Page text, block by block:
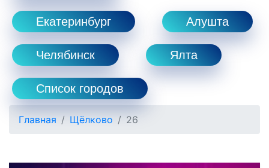
Екатеринбург Алушта
Челябинск Ялта
Список городов
Главная Щёлково 26